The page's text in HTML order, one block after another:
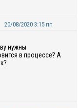
20/08/2020 3:15 пп
нужны
в процессе? А
?